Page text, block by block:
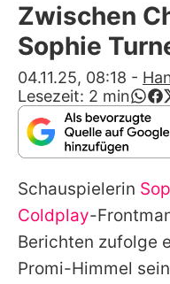
Alle
Zwischen
Sophie
04.11.25, 08:18 -
Lesezeit: 2 min
Schauspielerin
Coldplay-
Berichten zufolge
Promi-Himmel